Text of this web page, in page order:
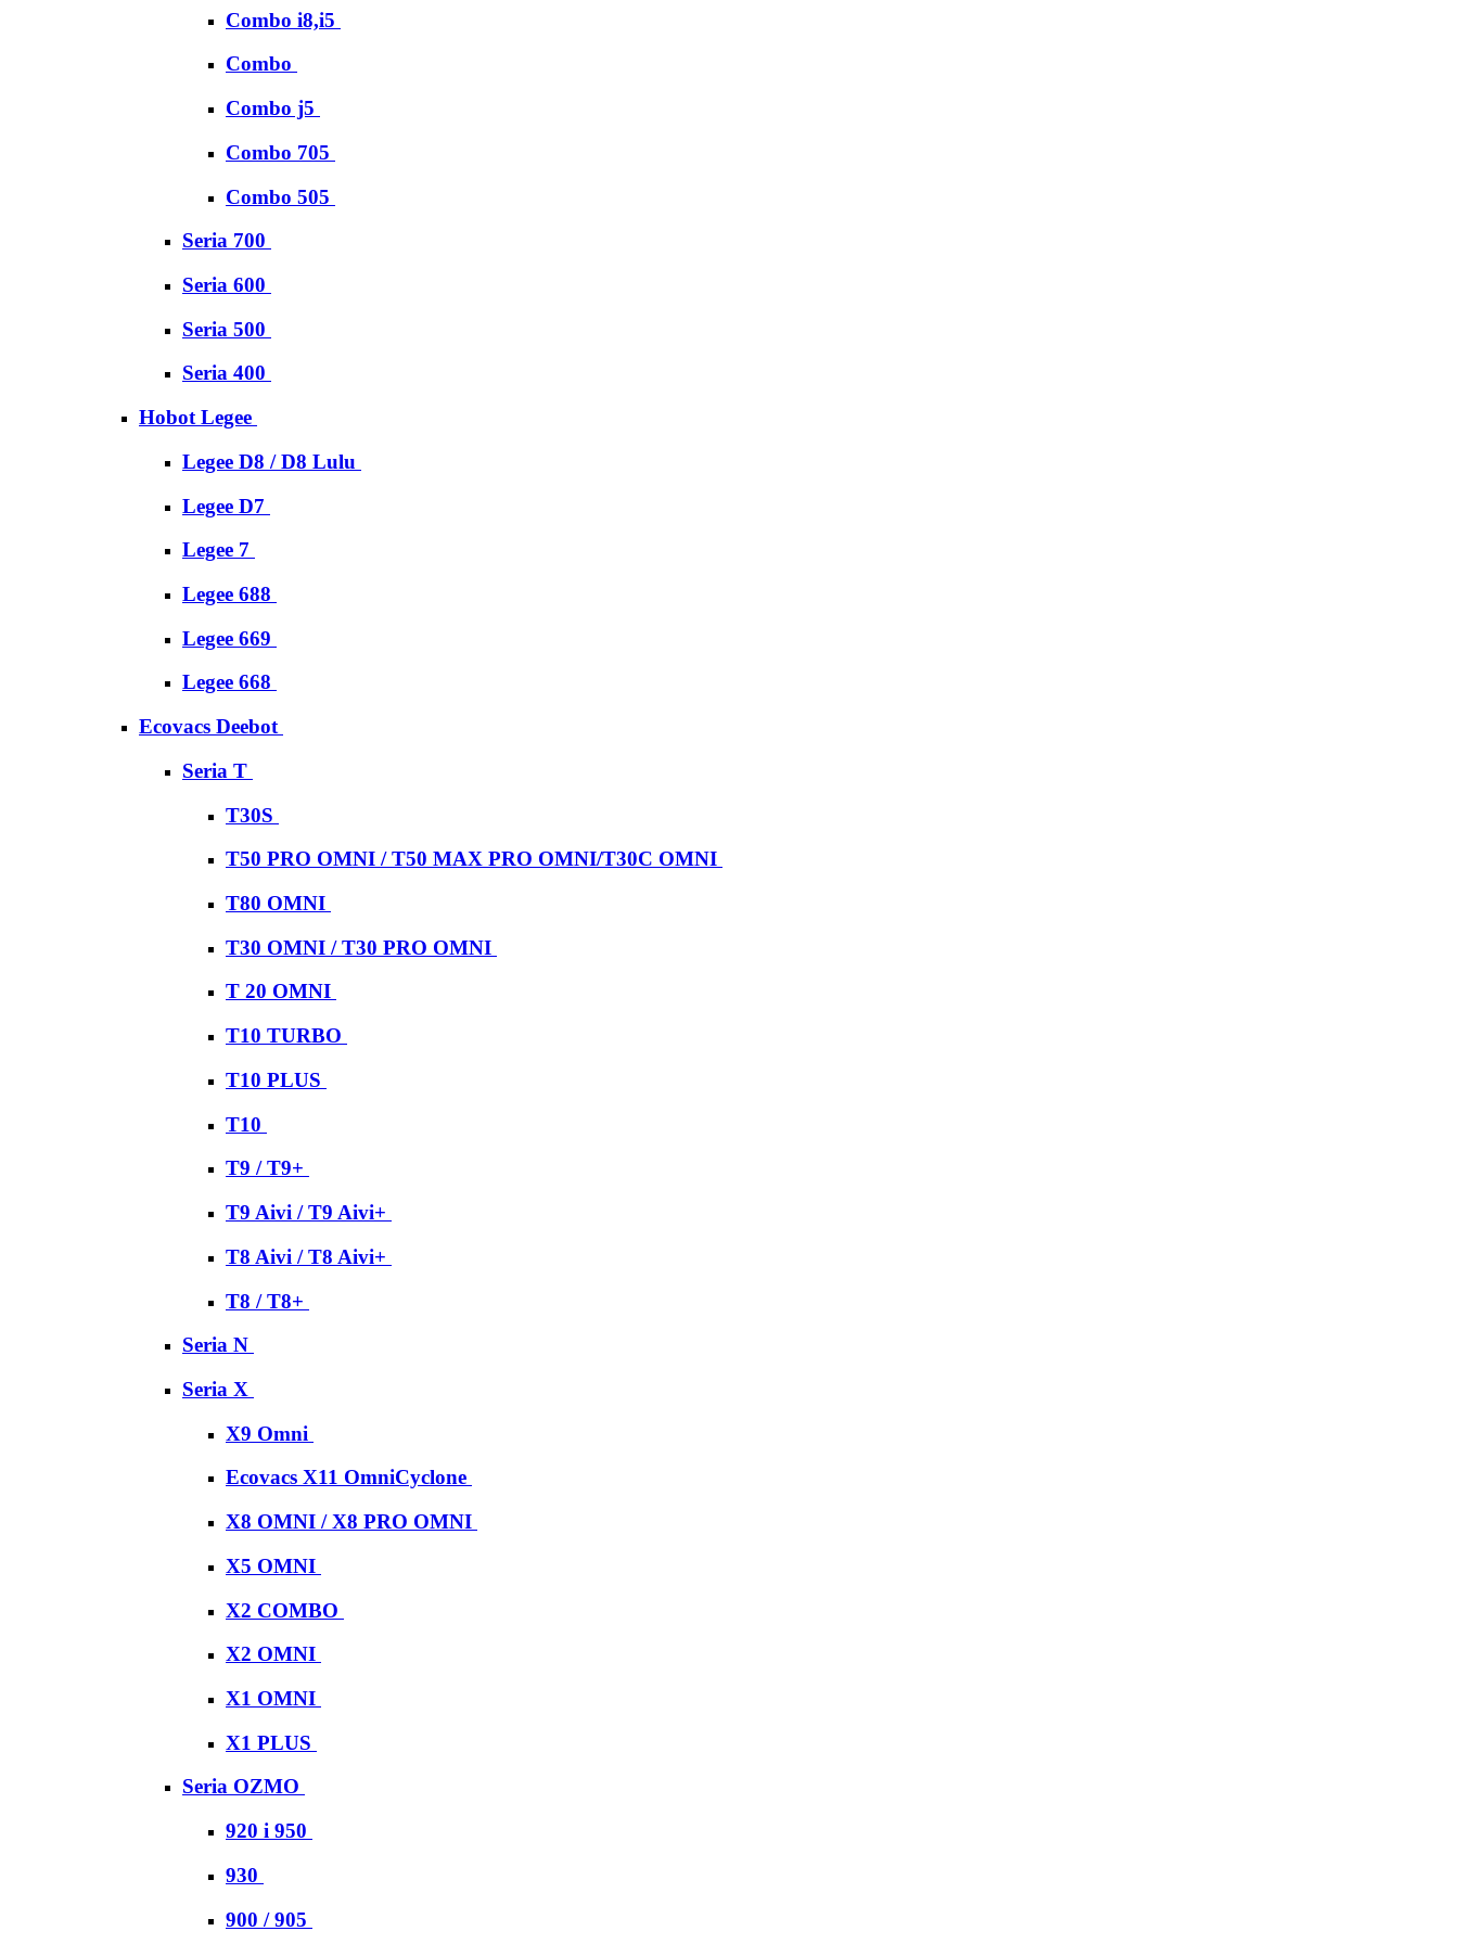
Combo i8,i5
Combo
Combo j5
Combo 705
Combo 505
Seria 700
Seria 600
Seria 500
Seria 400
Hobot Legee
Legee D8 / D8 Lulu
Legee D7
Legee 7
Legee 688
Legee 669
Legee 668
Ecovacs Deebot
Seria T
T30S
T50 PRO OMNI / T50 MAX PRO OMNI/T30C OMNI
T80 OMNI
T30 OMNI / T30 PRO OMNI
T 20 OMNI
T10 TURBO
T10 PLUS
T10
T9 / T9+
T9 Aivi / T9 Aivi+
T8 Aivi / T8 Aivi+
T8 / T8+
Seria N
Seria X
X9 Omni
Ecovacs X11 OmniCyclone
X8 OMNI / X8 PRO OMNI
X5 OMNI
X2 COMBO
X2 OMNI
X1 OMNI
X1 PLUS
Seria OZMO
920 i 950
930
900 / 905